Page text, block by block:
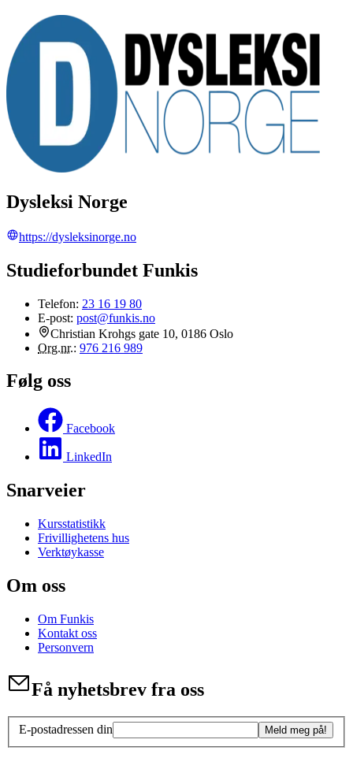
Dysleksi Norge
https://dysleksinorge.no
Studieforbundet Funkis
Telefon: 23 16 19 80
E-post: post@funkis.no
Christian Krohgs gate 10, 0186 Oslo
Org.nr.: 976 216 989
Følg oss
Facebook
LinkedIn
Snarveier
Kursstatistikk
Frivillighetens hus
Verktøykasse
Om oss
Om Funkis
Kontakt oss
Personvern
Få nyhetsbrev fra oss
E-postadressen din Meld meg på!